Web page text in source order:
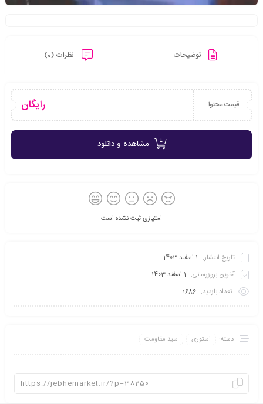
توضیحات نظرات (0)
قیمت محتوا رایگان
مشاهده و دانلود
امتیازی ثبت نشده است
تاریخ انتشار: 1 اسفند 1403
آخرین بروزرسانی: 1 اسفند 1403
تعداد بازدید: 1686
دسته: استوری سید مقاومت